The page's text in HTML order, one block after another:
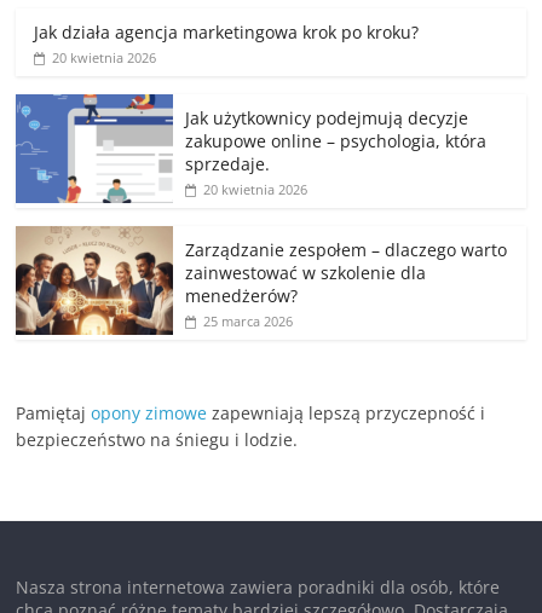
Jak działa agencja marketingowa krok po kroku?
20 kwietnia 2026
Jak użytkownicy podejmują decyzje
zakupowe online – psychologia, która
sprzedaje.
20 kwietnia 2026
Zarządzanie zespołem – dlaczego warto
zainwestować w szkolenie dla
menedżerów?
25 marca 2026
Pamiętajopony zimowe zapewniają lepszą przyczepność i
bezpieczeństwo na śniegu i lodzie.
Nasza strona internetowa zawiera poradniki dla osób, które